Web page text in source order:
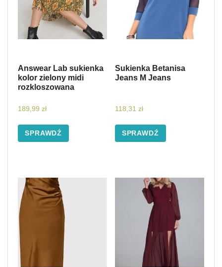
Answear Lab sukienka
kolor zielony midi
rozkloszowana
189,99 zł
SPRAWDŹ
Sukienka Betanisa
Jeans M Jeans
118,31 zł
SPRAWDŹ